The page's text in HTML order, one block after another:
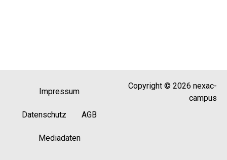
Impressum
Datenschutz AGB
Mediadaten
Copyright © 2026 nexac-
campus